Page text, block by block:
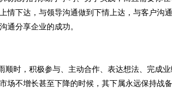
情下达，与领导沟通做到下情上达，与客户沟
通分享企业的成功。
顺时，积极参与、主动合作、表达想法、完成
场不增长甚至下降的时候，其下属永远保持战